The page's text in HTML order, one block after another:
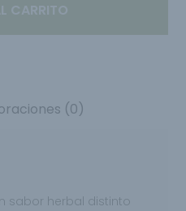
CARRITO
(0)
sabor herbal distinto